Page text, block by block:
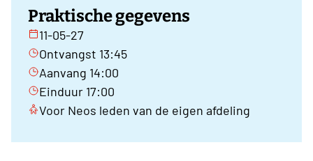
Praktische gegevens
11-05-27
Ontvangst 13:45
Aanvang 14:00
Einduur 17:00
Voor Neos leden van de eigen afdeling